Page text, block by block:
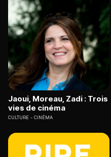
Jaoui, Moreau, Zadi : Trois
vies de cinéma
CULTURE CINÉMA